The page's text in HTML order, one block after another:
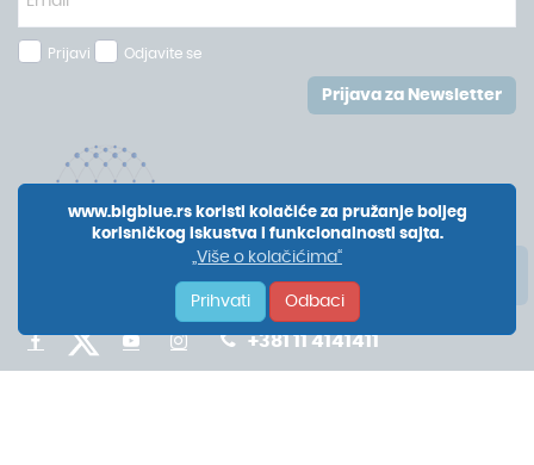
Prijavi Odjavite se
Prijava za Newsletter
+381 11 4141411
www.bigblue.rs koristi kolačiće za pružanje boljeg
korisničkog iskustva i funkcionalnosti sajta.
„Više o kolačićima“
Prihvati Odbaci